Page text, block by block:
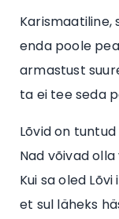
Karismaatiline,
enda poole
armastust
ta ei tee seda
Lõvid on
Nad võivad
Kui sa oled
et sul läheks